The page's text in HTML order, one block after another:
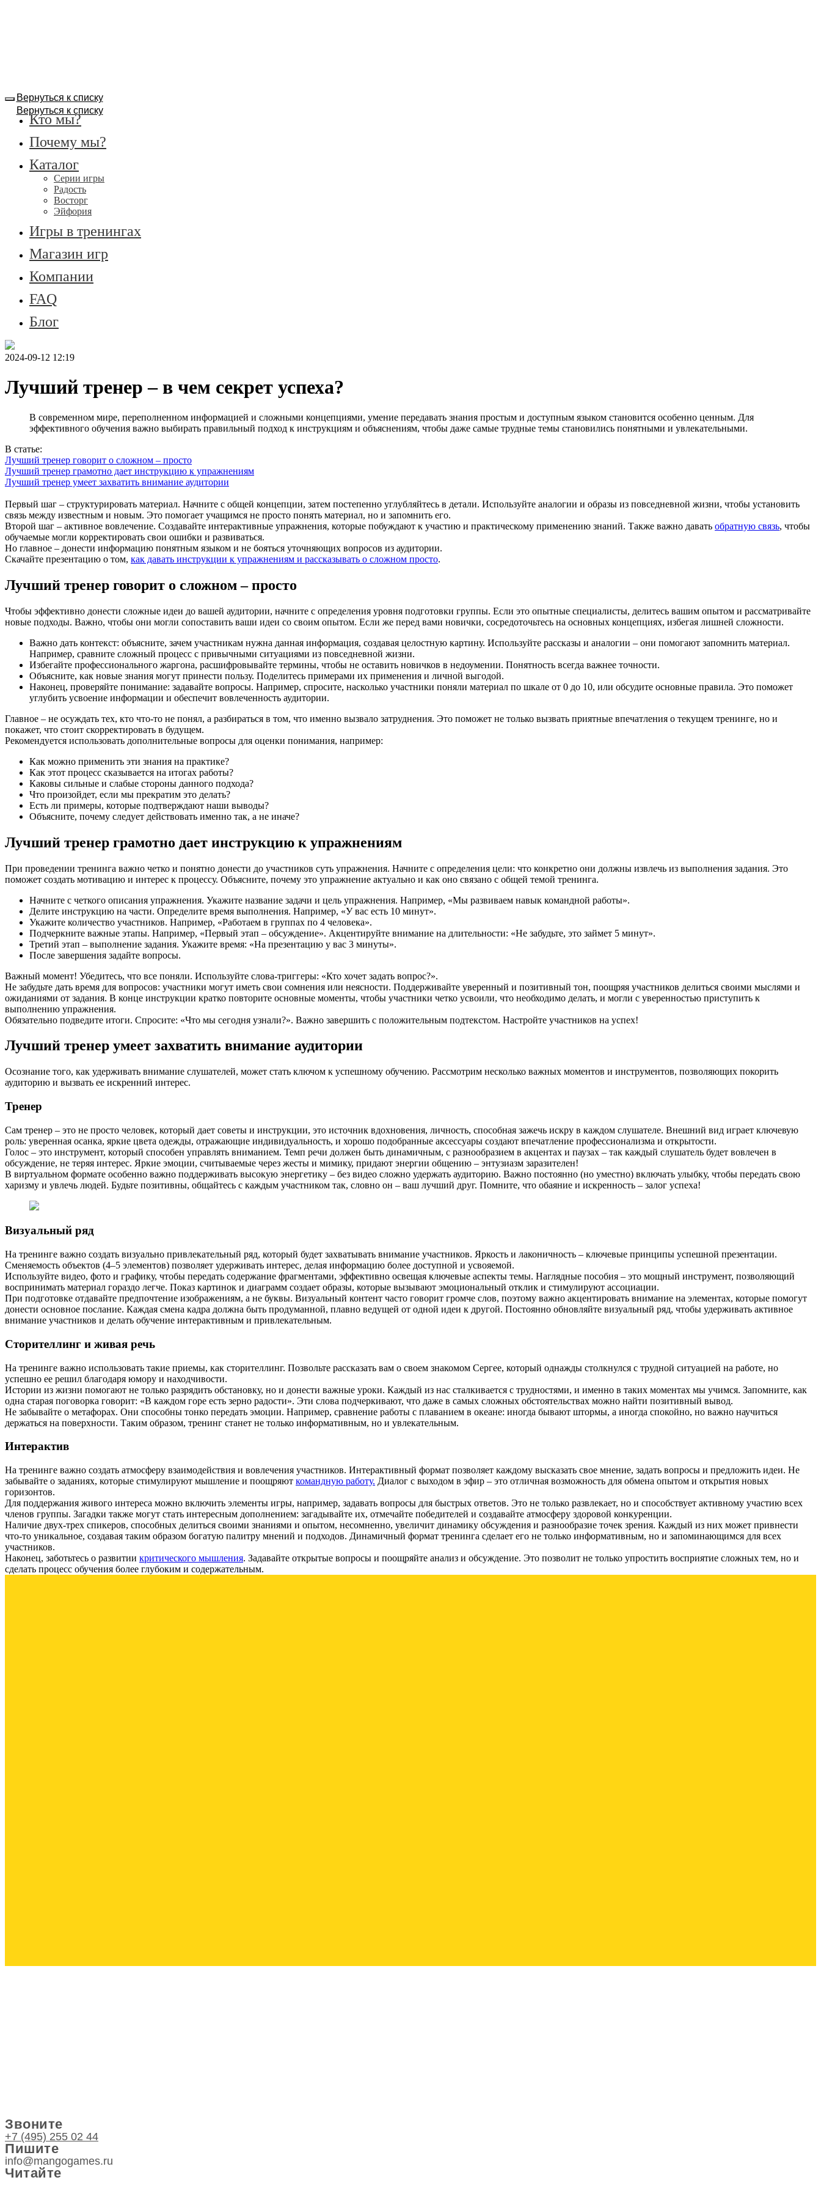
Вернуться к списку
Вернуться к списку
Кто мы?
Почему мы?
Каталог
Серии игры
Радость
Восторг
Эйфория
Игры в тренингах
Магазин игр
Компании
FAQ
Блог
2024-09-12 12:19
Лучший тренер – в чем секрет успеха?
В современном мире, переполненном информацией и сложными концепциями, умение передавать знания простым и доступным языком становится особенно ценным. Для
эффективного обучения важно выбирать правильный подход к инструкциям и объяснениям, чтобы даже самые трудные темы становились понятными и увлекательными.
В статье:
Лучший тренер говорит о сложном – просто
Лучший тренер грамотно дает инструкцию к упражнениям
Лучший тренер умеет захватить внимание аудитории
Первый шаг – структурировать материал. Начните с общей концепции, затем постепенно углубляйтесь в детали. Используйте аналогии и образы из повседневной жизни, чтобы установить
связь между известным и новым. Это помогает учащимся не просто понять материал, но и запомнить его.
Второй шаг – активное вовлечение. Создавайте интерактивные упражнения, которые побуждают к участию и практическому применению знаний. Также важно давать обратную связь, чтобы
обучаемые могли корректировать свои ошибки и развиваться.
Но главное – донести информацию понятным языком и не бояться уточняющих вопросов из аудитории.
Скачайте презентацию о том, как давать инструкции к упражнениям и рассказывать о сложном просто.
Лучший тренер говорит о сложном – просто
Чтобы эффективно донести сложные идеи до вашей аудитории, начните с определения уровня подготовки группы. Если это опытные специалисты, делитесь вашим опытом и рассматривайте
новые подходы. Важно, чтобы они могли сопоставить ваши идеи со своим опытом. Если же перед вами новички, сосредоточьтесь на основных концепциях, избегая лишней сложности.
Важно дать контекст: объясните, зачем участникам нужна данная информация, создавая целостную картину. Используйте рассказы и аналогии – они помогают запомнить материал.
Например, сравните сложный процесс с привычными ситуациями из повседневной жизни.
Избегайте профессионального жаргона, расшифровывайте термины, чтобы не оставить новичков в недоумении. Понятность всегда важнее точности.
Объясните, как новые знания могут принести пользу. Поделитесь примерами их применения и личной выгодой.
Наконец, проверяйте понимание: задавайте вопросы. Например, спросите, насколько участники поняли материал по шкале от 0 до 10, или обсудите основные правила. Это поможет
углубить усвоение информации и обеспечит вовлеченность аудитории.
Главное – не осуждать тех, кто что-то не понял, а разбираться в том, что именно вызвало затруднения. Это поможет не только вызвать приятные впечатления о текущем тренинге, но и
покажет, что стоит скорректировать в будущем.
Рекомендуется использовать дополнительные вопросы для оценки понимания, например:
Как можно применить эти знания на практике?
Как этот процесс сказывается на итогах работы?
Каковы сильные и слабые стороны данного подхода?
Что произойдет, если мы прекратим это делать?
Есть ли примеры, которые подтверждают наши выводы?
Объясните, почему следует действовать именно так, а не иначе?
Лучший тренер грамотно дает инструкцию к упражнениям
При проведении тренинга важно четко и понятно донести до участников суть упражнения. Начните с определения цели: что конкретно они должны извлечь из выполнения задания. Это
поможет создать мотивацию и интерес к процессу. Объясните, почему это упражнение актуально и как оно связано с общей темой тренинга.
Начните с четкого описания упражнения. Укажите название задачи и цель упражнения. Например, «Мы развиваем навык командной работы».
Делите инструкцию на части. Определите время выполнения. Например, «У вас есть 10 минут».
Укажите количество участников. Например, «Работаем в группах по 4 человека».
Подчеркните важные этапы. Например, «Первый этап – обсуждение». Акцентируйте внимание на длительности: «Не забудьте, это займет 5 минут».
Третий этап – выполнение задания. Укажите время: «На презентацию у вас 3 минуты».
После завершения задайте вопросы.
Важный момент! Убедитесь, что все поняли. Используйте слова-триггеры: «Кто хочет задать вопрос?».
Не забудьте дать время для вопросов: участники могут иметь свои сомнения или неясности. Поддерживайте уверенный и позитивный тон, поощряя участников делиться своими мыслями и
ожиданиями от задания. В конце инструкции кратко повторите основные моменты, чтобы участники четко усвоили, что необходимо делать, и могли с уверенностью приступить к
выполнению упражнения.
Обязательно подведите итоги. Спросите: «Что мы сегодня узнали?». Важно завершить с положительным подтекстом. Настройте участников на успех!
Лучший тренер умеет захватить внимание аудитории
Осознание того, как удерживать внимание слушателей, может стать ключом к успешному обучению. Рассмотрим несколько важных моментов и инструментов, позволяющих покорить
аудиторию и вызвать ее искренний интерес.
Тренер
Сам тренер – это не просто человек, который дает советы и инструкции, это источник вдохновения, личность, способная зажечь искру в каждом слушателе. Внешний вид играет ключевую
роль: уверенная осанка, яркие цвета одежды, отражающие индивидуальность, и хорошо подобранные аксессуары создают впечатление профессионализма и открытости.
Голос – это инструмент, который способен управлять вниманием. Темп речи должен быть динамичным, с разнообразием в акцентах и паузах – так каждый слушатель будет вовлечен в
обсуждение, не теряя интерес. Яркие эмоции, считываемые через жесты и мимику, придают энергии общению – энтузиазм заразителен!
В виртуальном формате особенно важно поддерживать высокую энергетику – без видео сложно удержать аудиторию. Важно постоянно (но уместно) включать улыбку, чтобы передать свою
харизму и увлечь людей. Будьте позитивны, общайтесь с каждым участником так, словно он – ваш лучший друг. Помните, что обаяние и искренность – залог успеха!
Визуальный ряд
На тренинге важно создать визуально привлекательный ряд, который будет захватывать внимание участников. Яркость и лаконичность – ключевые принципы успешной презентации.
Сменяемость объектов (4–5 элементов) позволяет удерживать интерес, делая информацию более доступной и усвояемой.
Используйте видео, фото и графику, чтобы передать содержание фрагментами, эффективно освещая ключевые аспекты темы. Наглядные пособия – это мощный инструмент, позволяющий
воспринимать материал гораздо легче. Показ картинок и диаграмм создает образы, которые вызывают эмоциональный отклик и стимулируют ассоциации.
При подготовке отдавайте предпочтение изображениям, а не буквы. Визуальный контент часто говорит громче слов, поэтому важно акцентировать внимание на элементах, которые помогут
донести основное послание. Каждая смена кадра должна быть продуманной, плавно ведущей от одной идеи к другой. Постоянно обновляйте визуальный ряд, чтобы удерживать активное
внимание участников и делать обучение интерактивным и привлекательным.
Сторителлинг и живая речь
На тренинге важно использовать такие приемы, как сторителлинг. Позвольте рассказать вам о своем знакомом Сергее, который однажды столкнулся с трудной ситуацией на работе, но
успешно ее решил благодаря юмору и находчивости.
Истории из жизни помогают не только разрядить обстановку, но и донести важные уроки. Каждый из нас сталкивается с трудностями, и именно в таких моментах мы учимся. Запомните, как
одна старая поговорка говорит: «В каждом горе есть зерно радости». Эти слова подчеркивают, что даже в самых сложных обстоятельствах можно найти позитивный вывод.
Не забывайте о метафорах. Они способны тонко передать эмоции. Например, сравнение работы с плаванием в океане: иногда бывают штормы, а иногда спокойно, но важно научиться
держаться на поверхности. Таким образом, тренинг станет не только информативным, но и увлекательным.
Интерактив
На тренинге важно создать атмосферу взаимодействия и вовлечения участников. Интерактивный формат позволяет каждому высказать свое мнение, задать вопросы и предложить идеи. Не
забывайте о заданиях, которые стимулируют мышление и поощряют командную работу. Диалог с выходом в эфир – это отличная возможность для обмена опытом и открытия новых
горизонтов.
Для поддержания живого интереса можно включить элементы игры, например, задавать вопросы для быстрых ответов. Это не только развлекает, но и способствует активному участию всех
членов группы. Загадки также могут стать интересным дополнением: загадывайте их, отмечайте победителей и создавайте атмосферу здоровой конкуренции.
Наличие двух-трех спикеров, способных делиться своими знаниями и опытом, несомненно, увеличит динамику обсуждения и разнообразие точек зрения. Каждый из них может привнести
что-то уникальное, создавая таким образом богатую палитру мнений и подходов. Динамичный формат тренинга сделает его не только информативным, но и запоминающимся для всех
участников.
Наконец, заботьтесь о развитии критического мышления. Задавайте открытые вопросы и поощряйте анализ и обсуждение. Это позволит не только упростить восприятие сложных тем, но и
сделать процесс обучения более глубоким и содержательным.
Звоните
+7 (495) 255 02 44
Пишите
info@mangogames.ru
Читайте